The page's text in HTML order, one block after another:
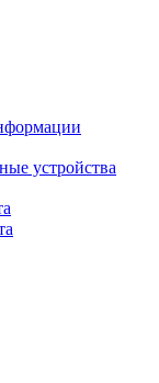
устройства